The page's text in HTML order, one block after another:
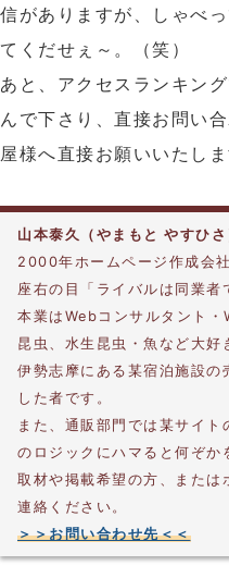
信がありますが、しゃべ
てくだせぇ～。（笑）
あと、アクセスランキン
んで下さり、直接お問い
屋様へ直接お願いいたしま
山本泰久（やまもと やすひ
2000年ホームページ作成会
座右の目「ライバルは同業者
本業はWebコンサルタント
昆虫、水生昆虫・魚など大好
伊勢志摩にある某宿泊施設
した者です。
また、通販部門では某サイ
のロジックにハマると何ぞか
取材や掲載希望の方、また
連絡ください。
＞＞お問い合わせ先＜＜